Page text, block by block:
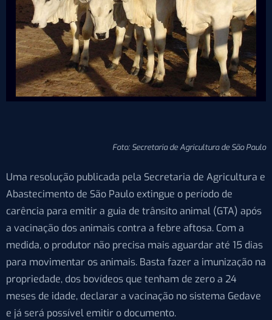
Foto: Secretaria de Agricultura de São Paulo
Uma resolução publicada pela Secretaria de Agricultura e
Abastecimento de São Paulo extingue o período de
carência para emitir a guia de trânsito animal (GTA) após
a vacinação dos animais contra a febre aftosa. Com a
medida, o produtor não precisa mais aguardar até 15 dias
para movimentar os animais. Basta fazer a imunização na
propriedade, dos bovídeos que tenham de zero a 24
meses de idade, declarar a vacinação no sistema Gedave
e já será possível emitir o documento.